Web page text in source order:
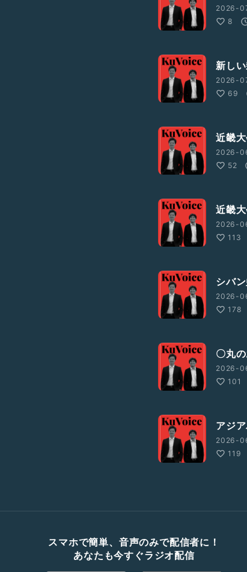
2026-
8
新し
2026-
69
近畿
2026-
52
近畿
2026-
113
シバ
2026-
178
〇丸の
2026-
101
アジ
2026-
119
スマホで簡単、音声のみで配信者に！
あなたも今すぐラジオ配信